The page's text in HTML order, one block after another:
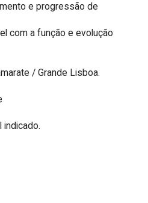
e progressão de
com a função e evolução
/ Grande Lisboa.
indicado.